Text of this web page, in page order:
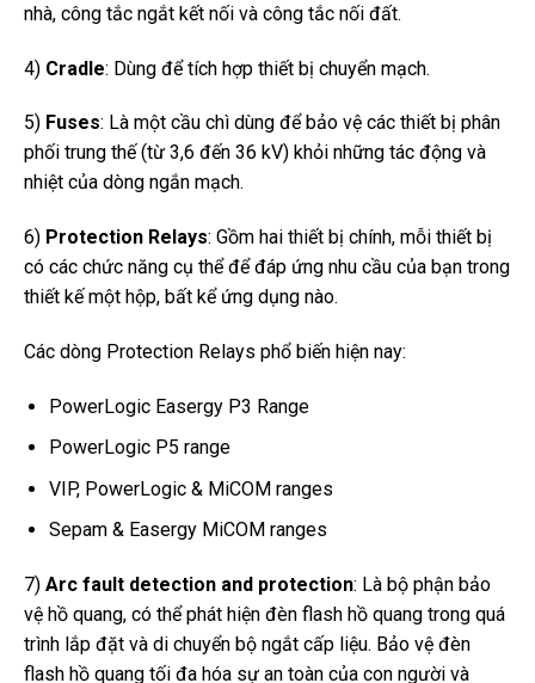
nhà, công tắc ngắt kết nối và công tắc nối đất.
4) Cradle: Dùng để tích hợp thiết bị chuyển mạch.
5) Fuses: Là một cầu chì dùng để bảo vệ các thiết bị phân
phối trung thế (từ 3,6 đến 36 kV) khỏi những tác động và
nhiệt của dòng ngắn mạch.
6) Protection Relays: Gồm hai thiết bị chính, mỗi thiết bị
có các chức năng cụ thể để đáp ứng nhu cầu của bạn trong
thiết kế một hộp, bất kể ứng dụng nào.
Các dòng Protection Relays phổ biến hiện nay:
PowerLogic Easergy P3 Range
PowerLogic P5 range
VIP, PowerLogic & MiCOM ranges
Sepam & Easergy MiCOM ranges
7) Arc fault detection and protection: Là bộ phận bảo
vệ hồ quang, có thể phát hiện đèn flash hồ quang trong quá
trình lắp đặt và di chuyển bộ ngắt cấp liệu. Bảo vệ đèn
flash hồ quang tối đa hóa sự an toàn của con người và